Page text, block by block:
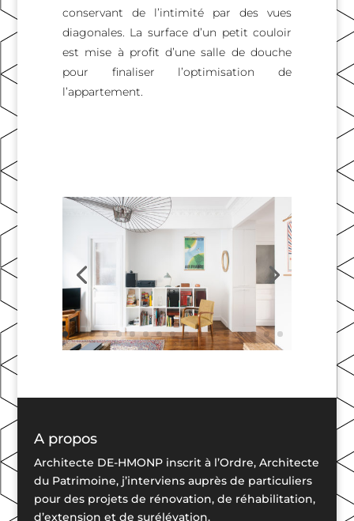
conservant de l’intimité par des vues
diagonales. La surface d’un petit couloir
est mise à profit d’une salle de douche
pour finaliser l’optimisation de
l’appartement.
A propos
Architecte DE-HMONP inscrit à l’Ordre, Architecte
du Patrimoine, j’interviens auprès de particuliers
pour des projets de rénovation, de réhabilitation,
d’extension et de surélévation.